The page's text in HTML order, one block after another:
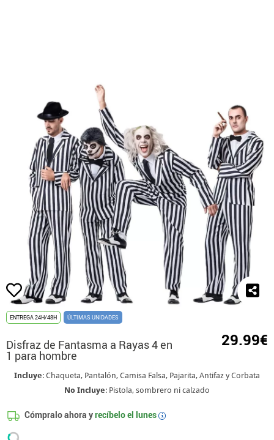
ENTREGA 24H/48H ÚLTIMAS UNIDADES
Disfraz de Fantasma a Rayas 4 en
1 para hombre
29.99€
Incluye: Chaqueta, Pantalón, Camisa Falsa, Pajarita, Antifaz y Corbata
No Incluye: Pistola, sombrero ni calzado
Cómpralo ahora yrecíbelo el lunes i